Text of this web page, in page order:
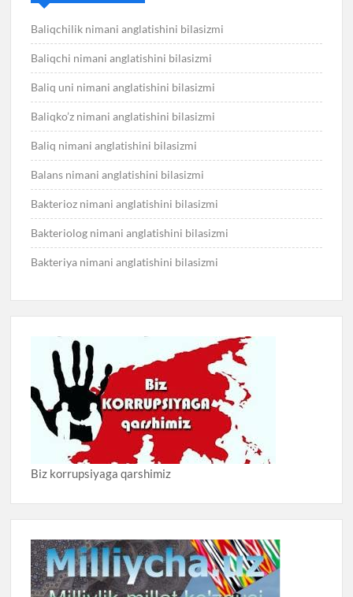
Baliqchilik nimani anglatishini bilasizmi
Baliqchi nimani anglatishini bilasizmi
Baliq uni nimani anglatishini bilasizmi
Baliqko’z nimani anglatishini bilasizmi
Baliq nimani anglatishini bilasizmi
Balans nimani anglatishini bilasizmi
Bakterioz nimani anglatishini bilasizmi
Bakteriolog nimani anglatishini bilasizmi
Bakteriya nimani anglatishini bilasizmi
Biz korrupsiyaga qarshimiz